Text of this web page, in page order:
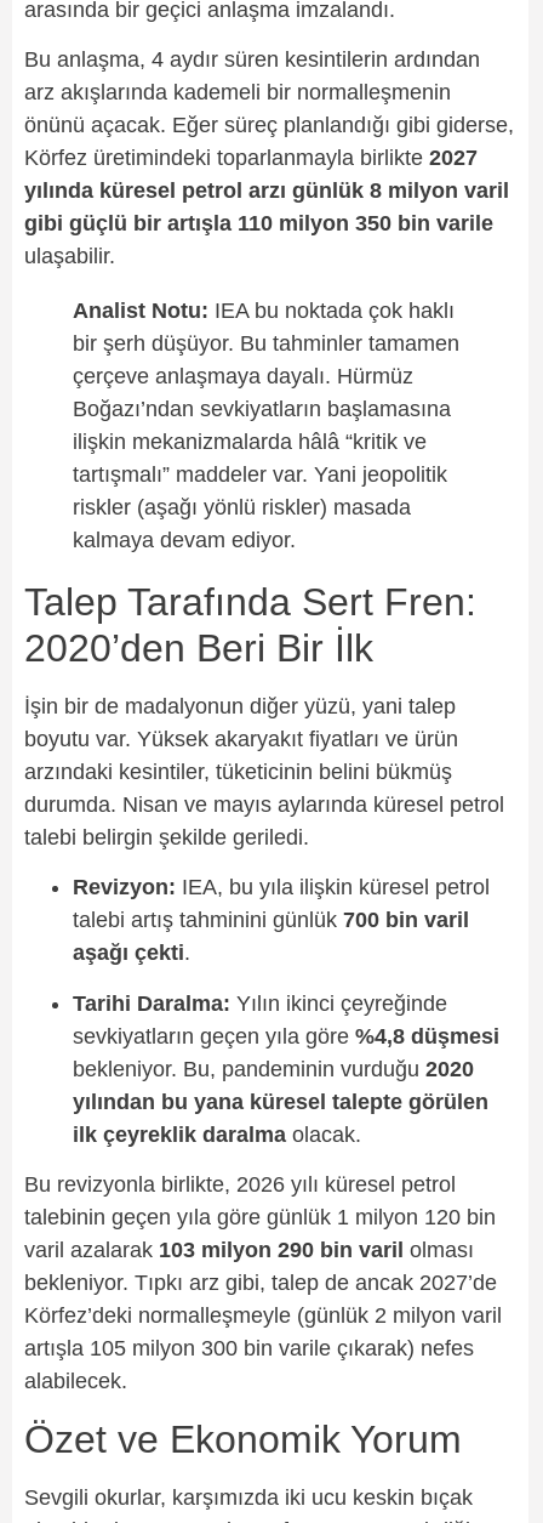
arasında bir geçici anlaşma imzalandı.
Bu anlaşma, 4 aydır süren kesintilerin ardından
arz akışlarında kademeli bir normalleşmenin
önünü açacak. Eğer süreç planlandığı gibi giderse,
Körfez üretimindeki toparlanmayla birlikte 2027
yılında küresel petrol arzı günlük 8 milyon varil
gibi güçlü bir artışla 110 milyon 350 bin varile
ulaşabilir.
Analist Notu: IEA bu noktada çok haklı
bir şerh düşüyor. Bu tahminler tamamen
çerçeve anlaşmaya dayalı. Hürmüz
Boğazı’ndan sevkiyatların başlamasına
ilişkin mekanizmalarda hâlâ “kritik ve
tartışmalı” maddeler var. Yani jeopolitik
riskler (aşağı yönlü riskler) masada
kalmaya devam ediyor.
Talep Tarafında Sert Fren:
2020’den Beri Bir İlk
İşin bir de madalyonun diğer yüzü, yani talep
boyutu var. Yüksek akaryakıt fiyatları ve ürün
arzındaki kesintiler, tüketicinin belini bükmüş
durumda. Nisan ve mayıs aylarında küresel petrol
talebi belirgin şekilde geriledi.
Revizyon: IEA, bu yıla ilişkin küresel petrol
talebi artış tahminini günlük 700 bin varil
aşağı çekti.
Tarihi Daralma: Yılın ikinci çeyreğinde
sevkiyatların geçen yıla göre %4,8 düşmesi
bekleniyor. Bu, pandeminin vurduğu 2020
yılından bu yana küresel talepte görülen
ilk çeyreklik daralma olacak.
Bu revizyonla birlikte, 2026 yılı küresel petrol
talebinin geçen yıla göre günlük 1 milyon 120 bin
varil azalarak 103 milyon 290 bin varil olması
bekleniyor. Tıpkı arz gibi, talep de ancak 2027’de
Körfez’deki normalleşmeyle (günlük 2 milyon varil
artışla 105 milyon 300 bin varile çıkarak) nefes
alabilecek.
Özet ve Ekonomik Yorum
Sevgili okurlar, karşımızda iki ucu keskin bıçak